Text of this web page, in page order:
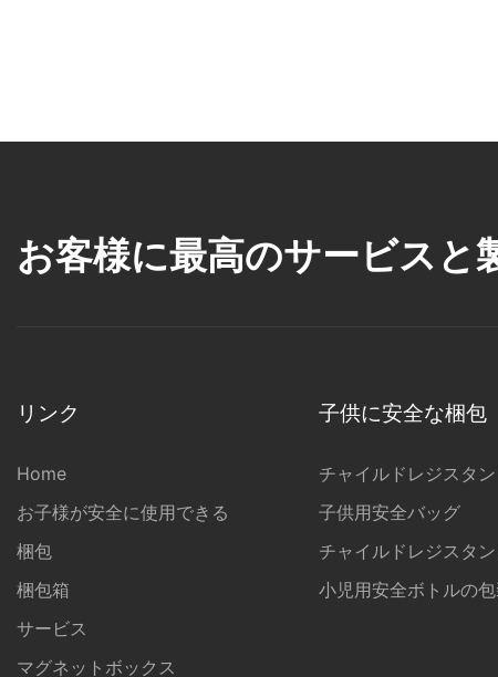
お客様に最高のサービスと
リンク
Home
お子様が安全に使用できる
梱包
梱包箱
サービス
マグネットボックス
子供に安全な梱包
チャイルドレジスタ
子供用安全バッグ
チャイルドレジスタ
小児用安全ボトルの